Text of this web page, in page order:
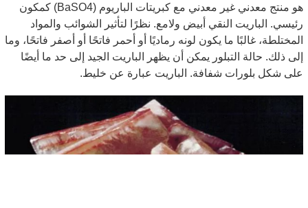
هو منتج معدني غير معدني مع كبريتات الباريوم (BaSO4) كمكون
رئيسي. الباريت النقي أبيض ولامع. نظرًا لتأثير الشوائب والمواد
المختلطة، غالبًا ما يكون لونه رماديًا أو أحمر فاتحًا أو أصفر فاتحًا، وما
إلى ذلك. حالة التبلور يمكن أن يظهر الباريت الجيد إلى حد ما أيضًا
على شكل بلورات شفافة. الباريت عبارة عن خليط.